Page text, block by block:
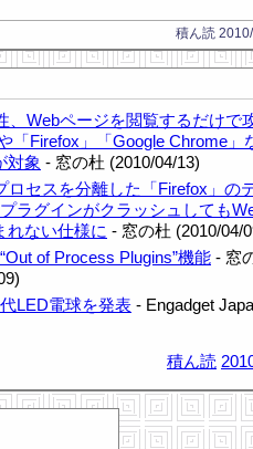
積ん読
、Webページを閲覧するだけで
「Firefox」「Google Chrome」
対象 - 窓の杜 (2010/04/13)
ロセスを分離した「Firefox」の
ラグインがクラッシュしても
れない仕様に - 窓の杜 (2010/04/
of Process Plugins”機能 - 窓
LED電球を発表 - Engadget
積ん読